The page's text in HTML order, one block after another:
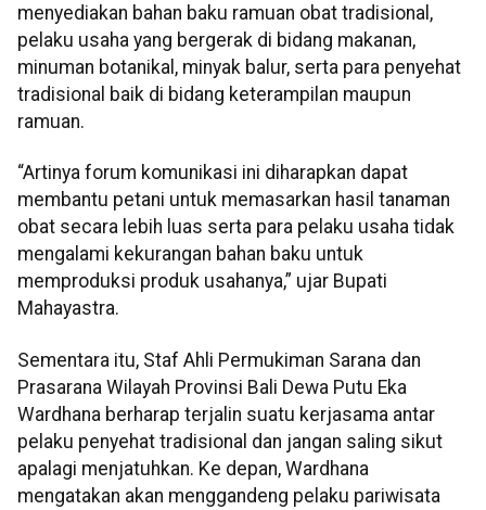
menyediakan bahan baku ramuan obat tradisional,
pelaku usaha yang bergerak di bidang makanan,
minuman botanikal, minyak balur, serta para penyehat
tradisional baik di bidang keterampilan maupun
ramuan.
“Artinya forum komunikasi ini diharapkan dapat
membantu petani untuk memasarkan hasil tanaman
obat secara lebih luas serta para pelaku usaha tidak
mengalami kekurangan bahan baku untuk
memproduksi produk usahanya,” ujar Bupati
Mahayastra.
Sementara itu, Staf Ahli Permukiman Sarana dan
Prasarana Wilayah Provinsi Bali Dewa Putu Eka
Wardhana berharap terjalin suatu kerjasama antar
pelaku penyehat tradisional dan jangan saling sikut
apalagi menjatuhkan. Ke depan, Wardhana
mengatakan akan menggandeng pelaku pariwisata